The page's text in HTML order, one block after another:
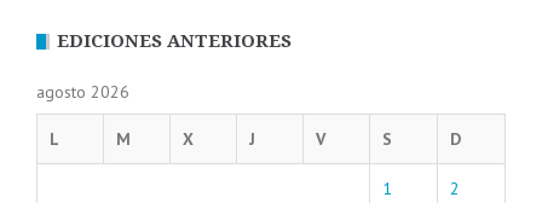
EDICIONES ANTERIORES
agosto 2026
L M X J V S D
1 2